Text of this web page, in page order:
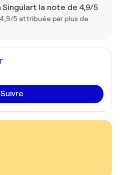
la note de 4,9/5
5 attribuée par plus de
Suivre